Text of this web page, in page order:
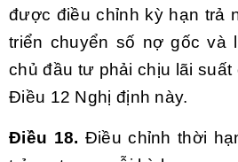
được điều chỉnh kỳ hạn trả
triển chuyển số nợ gốc và
chủ đầu tư phải chịu lãi
Điều 12 Nghị định này.
Điều 18. Điều chỉnh thời